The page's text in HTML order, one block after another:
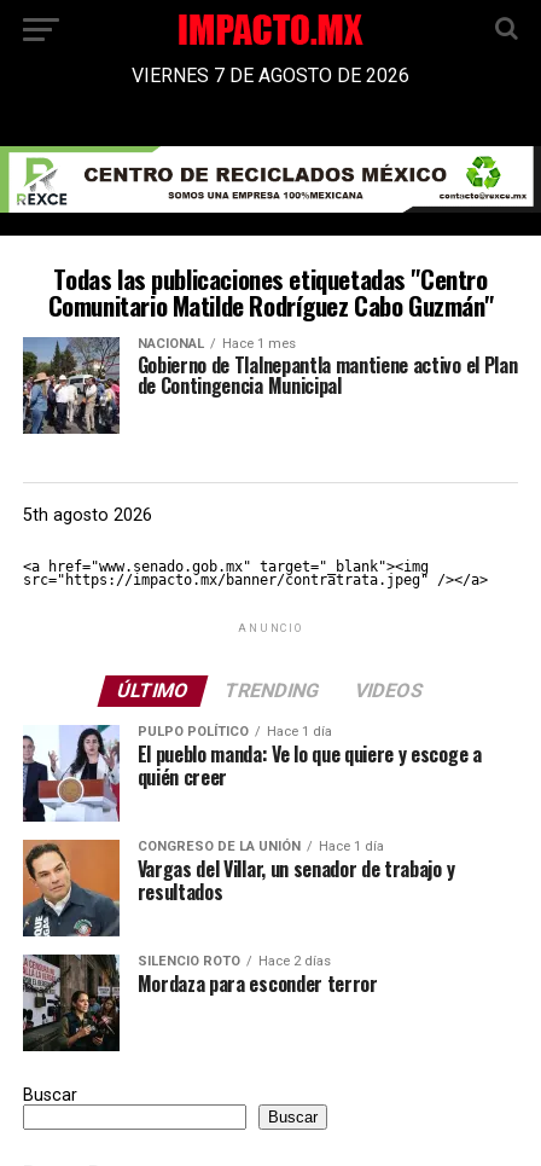
VIERNES 7 DE AGOSTO DE 2026
Todas las publicaciones etiquetadas "Centro
Comunitario Matilde Rodríguez Cabo Guzmán"
NACIONAL Hace 1 mes
Gobierno de Tlalnepantla mantiene activo el Plan
de Contingencia Municipal
5th agosto 2026
<a href="www.senado.gob.mx" target="_blank"><img
src="https://impacto.mx/banner/contratrata.jpeg" /></a>
ANUNCIO
ÚLTIMO TRENDING VIDEOS
PULPO POLÍTICO Hace 1 día
El pueblo manda: Ve lo que quiere y escoge a
quién creer
CONGRESO DE LA UNIÓN Hace 1 día
Vargas del Villar, un senador de trabajo y
resultados
SILENCIO ROTO Hace 2 días
Mordaza para esconder terror
Buscar
Buscar